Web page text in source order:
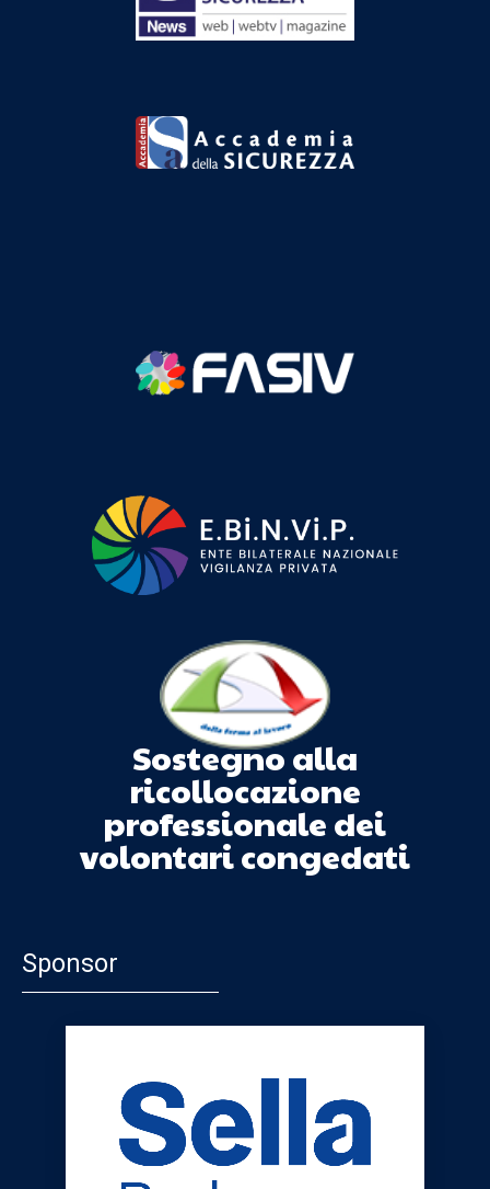
Sostegno alla
ricollocazione
professionale dei
volontari congedati
Sponsor